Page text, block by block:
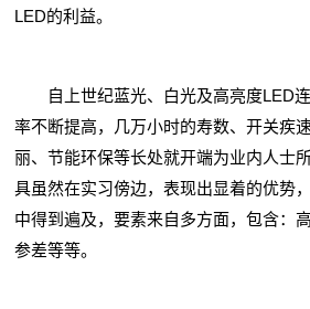
LED的利益。
自上世纪蓝光、白光及高亮度LED连
率不断提高，几万小时的寿数、开关疾
丽、节能环保等长处就开端为业内人士
具虽然在实习傍边，表现出显着的优势
中得到遍及，要素来自多方面，包含：
参差等等。